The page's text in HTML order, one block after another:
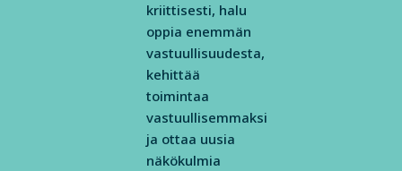
kriittisesti, halu
oppia enemmän
vastuullisuudesta,
kehittää
toimintaa
vastuullisemmaksi
ja ottaa uusia
näkökulmia